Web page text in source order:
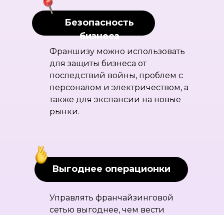
Выгоднее операционки
Управлять франчайзинговой
сетью выгоднее, чем вести
Безопасность
бизнеса
Франшизу можно использовать
для защиты бизнеса от
последствий войны, проблем с
персоналом и электричеством, а
также для экспансии на новые
рынки.